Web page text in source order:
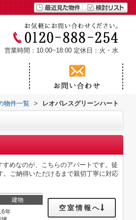
営業時間：10:00~18:00 定休日：火・水
物件一覧 > レオパレスグリーンハート
めなのが、こちらのアパートです。徒
ご納得いただけるまで親切丁寧に対応
建物
年
空室情報へ